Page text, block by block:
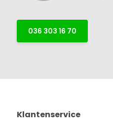
036 303 16 70
Klantenservice